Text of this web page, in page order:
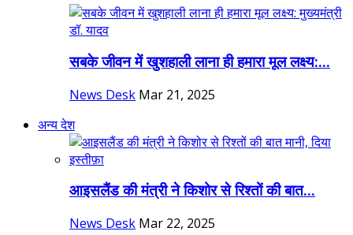
सबके जीवन में खुशहाली लाना ही हमारा मूल लक्ष्य:...
News Desk Mar 21, 2025
अन्य देश
आइसलैंड की मंत्री ने किशोर से रिश्तों की बात...
News Desk Mar 22, 2025